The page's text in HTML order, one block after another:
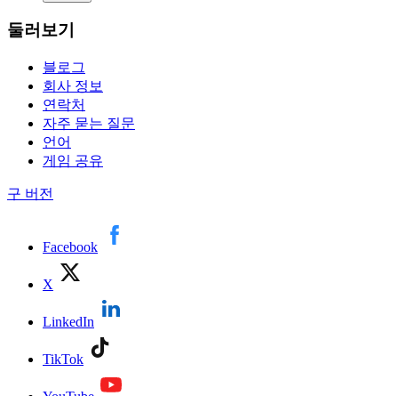
둘러보기
블로그
회사 정보
연락처
자주 묻는 질문
언어
게임 공유
구 버전
Facebook
X
LinkedIn
TikTok